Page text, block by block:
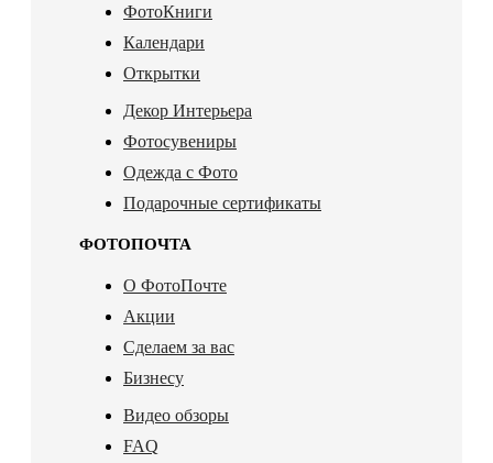
ФотоКниги
Календари
Открытки
Декор Интерьера
Фотосувениры
Одежда с Фото
Подарочные сертификаты
ФОТОПОЧТА
О ФотоПочте
Акции
Сделаем за вас
Бизнесу
Видео обзоры
FAQ